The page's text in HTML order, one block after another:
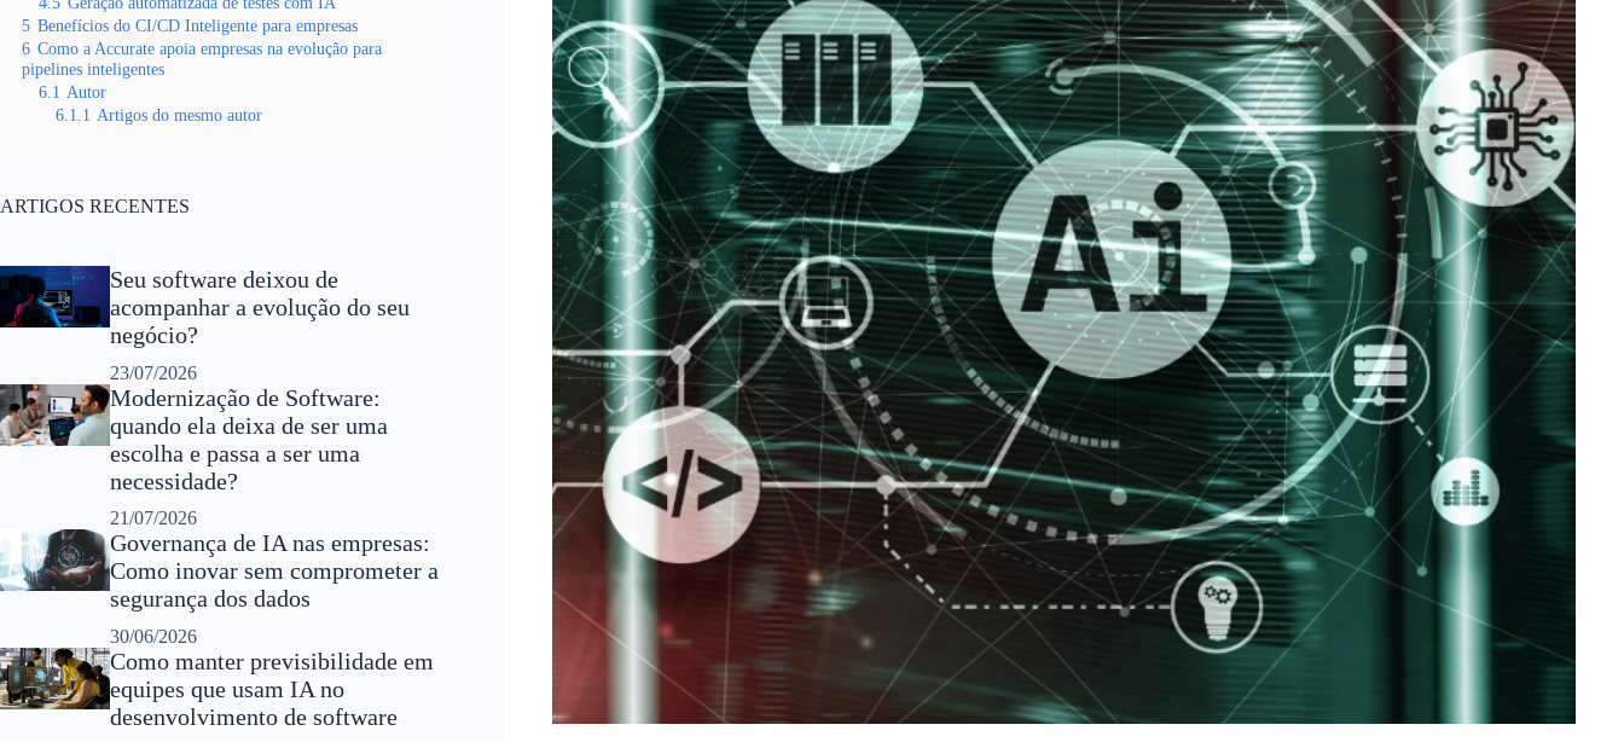
5 Benefícios do CI/CD Inteligente para empresas
6 Como a Accurate apoia empresas na evolução para
pipelines inteligentes
6.1 Autor
6.1.1 Artigos do mesmo autor
ARTIGOS RECENTES
Seu software deixou de
acompanhar a evolução do seu
negócio?
23/07/2026
Modernização de Software:
quando ela deixa de ser uma
escolha e passa a ser uma
necessidade?
21/07/2026
Governança de IA nas empresas:
Como inovar sem comprometer a
segurança dos dados
30/06/2026
Como manter previsibilidade em
equipes que usam IA no
desenvolvimento de software